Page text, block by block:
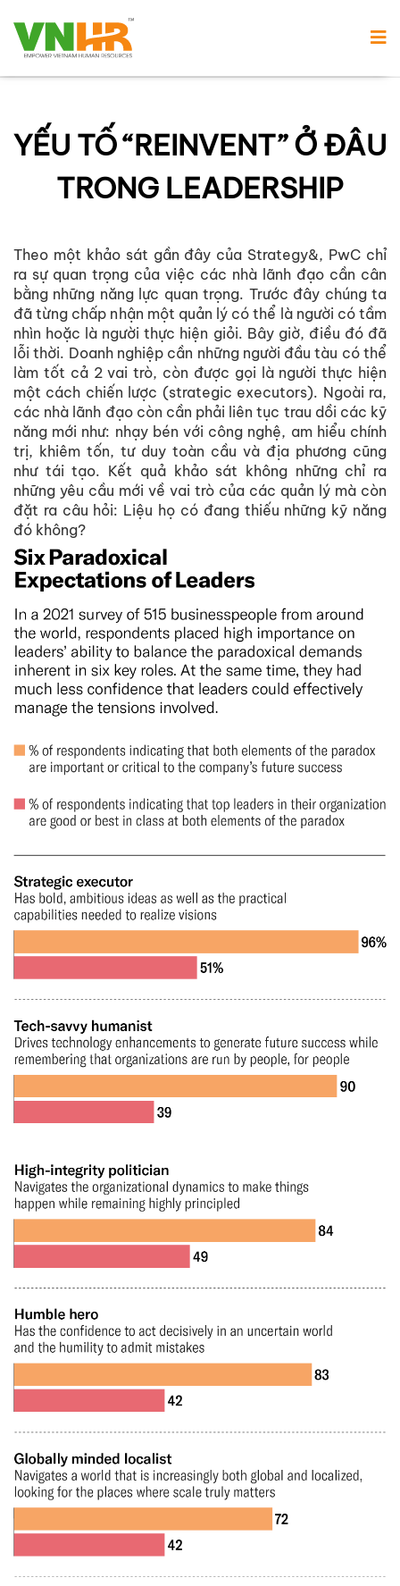
YẾU TỐ “REINVENT” Ở ĐÂU
TRONG LEADERSHIP
Theo một khảo sát gần đây của Strategy&, PwC chỉ
ra sự quan trọng của việc các nhà lãnh đạo cần cân
bằng những năng lực quan trọng. Trước đây chúng ta
đã từng chấp nhận một quản lý có thể là người có tầm
nhìn hoặc là người thực hiện giỏi. Bây giờ, điều đó đã
lỗi thời. Doanh nghiệp cần những người đầu tàu có thể
làm tốt cả 2 vai trò, còn được gọi là người thực hiện
một cách chiến lược (strategic executors). Ngoài ra,
các nhà lãnh đạo còn cần phải liên tục trau dồi các kỹ
năng mới như: nhạy bén với công nghệ, am hiểu chính
trị, khiêm tốn, tư duy toàn cầu và địa phương cũng
như tái tạo. Kết quả khảo sát không những chỉ ra
những yêu cầu mới về vai trò của các quản lý mà còn
đặt ra câu hỏi: Liệu họ có đang thiếu những kỹ năng
đó không?